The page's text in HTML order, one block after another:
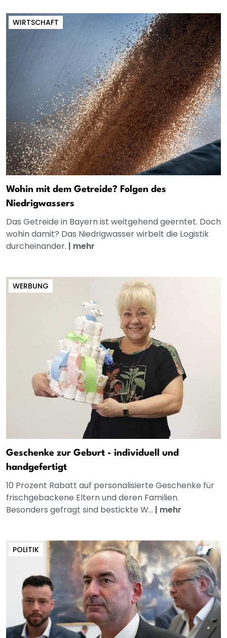
WIRTSCHAFT
Wohin mit dem Getreide? Folgen des
Niedrigwassers
Das Getreide in Bayern ist weitgehend geerntet. Doch
wohin damit? Das Niedrigwasser wirbelt die Logistik
durcheinander. | mehr
WERBUNG
Geschenke zur Geburt - individuell und
handgefertigt
10 Prozent Rabatt auf personalisierte Geschenke für
frischgebackene Eltern und deren Familien.
Besonders gefragt sind bestickte W... | mehr
POLITIK